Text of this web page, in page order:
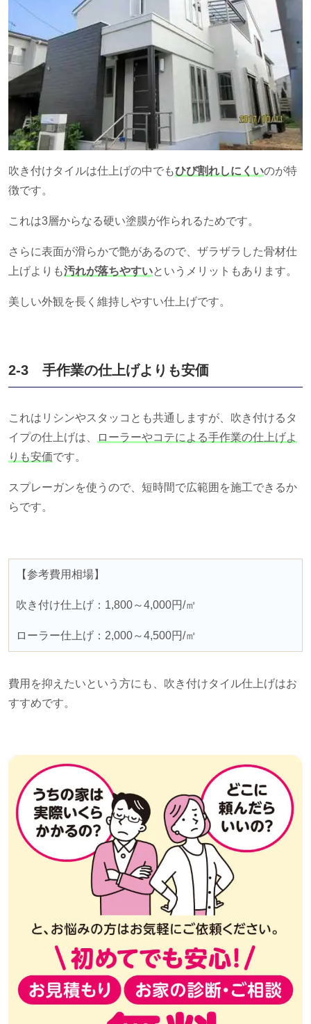
吹き付けタイルは仕上げの中でもひび割れしにくいのが特
徴です。
これは3層からなる硬い塗膜が作られるためです。
さらに表面が滑らかで艶があるので、ザラザラした骨材仕
上げよりも汚れが落ちやすいというメリットもあります。
美しい外観を長く維持しやすい仕上げです。
2-3 手作業の仕上げよりも安価
これはリシンやスタッコとも共通しますが、吹き付けるタ
イプの仕上げは、
ローラーやコテによる手作業の仕上げよ
りも安価です。
スプレーガンを使うので、短時間で広範囲を施工できるか
らです。
【参考費用相場】
吹き付け仕上げ： 1,800～4,000円/㎡
ローラー仕上げ： 2,000～4,500円/㎡
費用を抑えたいという方にも、吹き付けタイル仕上げはお
すすめです。